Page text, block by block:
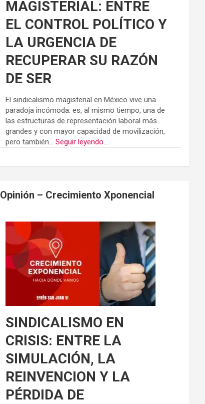
MAGISTERIAL: ENTRE
EL CONTROL POLÍTICO Y
LA URGENCIA DE
RECUPERAR SU RAZÓN
DE SER
El sindicalismo magisterial en México vive una
paradoja incómoda: es, al mismo tiempo, una de
las estructuras de representación laboral más
grandes y con mayor capacidad de movilización,
pero también...Seguir leyendo...
Opinión – Crecimiento Xponencial
SINDICALISMO EN
CRISIS: ENTRE LA
SIMULACIÓN, LA
REINVENCION Y LA
PÉRDIDA DE